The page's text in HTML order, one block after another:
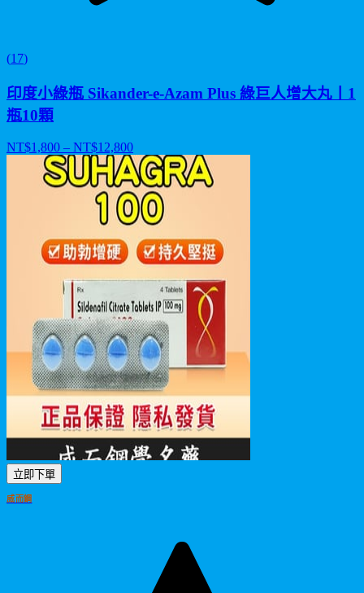
(17)
印度小綠瓶 Sikander-e-Azam Plus 綠巨人增大丸丨1
瓶10顆
NT$1,800 – NT$12,800
立即下單
威而鋼